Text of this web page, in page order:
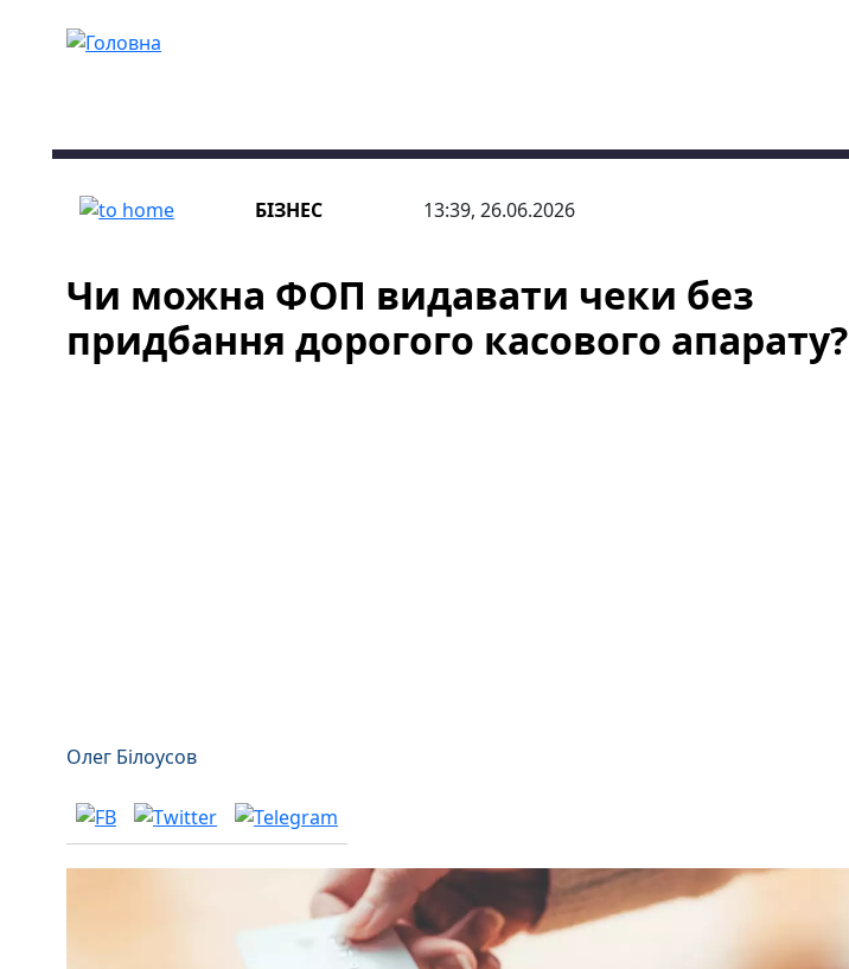
БІЗНЕС 13:39, 26.06.2026
Чи можна ФОП видавати чеки без
придбання дорогого касового апарату?
Олег Білоусов